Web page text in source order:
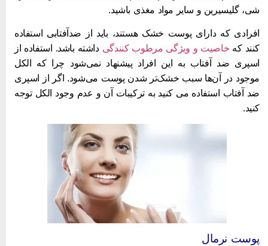
گلیسیرین و سایر مواد مغذی باشید.
که دارای پوست خشک هستند، باید از ضدآفتابی استفاده
کهخاصیت و ویژگی مرطوب کنندگیداشته باشد. استفاده از
ضد آفتاب به این افراد پیشنهاد نمی‌شود چرا که الکل
در آن‌ها سبب خشک‌تر شدن پوست می‌شود. اگر از اسپری
آفتاب استفاده می کنید به ترکیبات آن و عدم وجود الکل توجه
نرمال